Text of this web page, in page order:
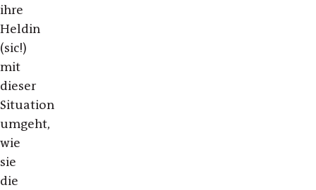
ihre
Heldin
(sic!)
mit
dieser
Situation
umgeht,
wie
sie
die